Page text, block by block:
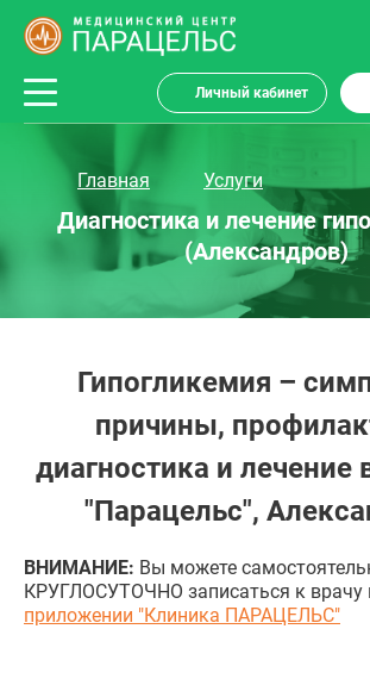
Личный кабинет
Главная Услуги
Диагностика и лечение
(Александров)
Гипогликемия –
причины,
диагностика и лечение
"Парацельс",
ВНИМАНИЕ: Вы можете
КРУГЛОСУТОЧНО записаться к врачу
приложении "Клиника ПАРАЦЕЛЬС"